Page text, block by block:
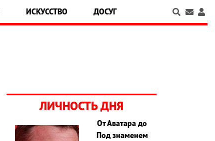
ИСКУССТВО ДОСУГ
ЛИЧНОСТЬ ДНЯ
От Аватара до
Под знаменем